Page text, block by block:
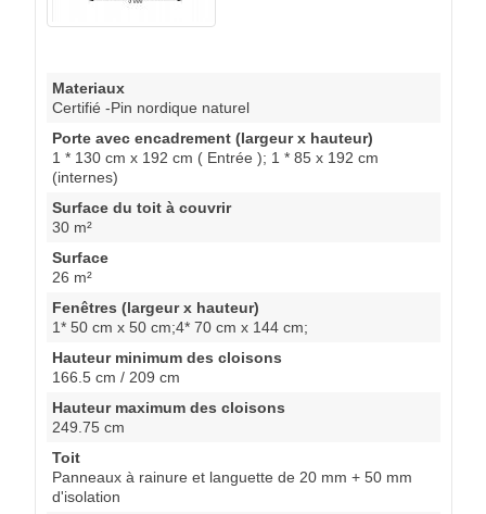
Materiaux
Certifié -Pin nordique naturel
Porte avec encadrement (largeur x hauteur)
1 * 130 cm x 192 cm ( Entrée ); 1 * 85 x 192 cm
(internes)
Surface du toit à couvrir
30 m²
Surface
26 m²
Fenêtres (largeur x hauteur)
1* 50 cm x 50 cm;4* 70 cm x 144 cm;
Hauteur minimum des cloisons
166.5 cm / 209 cm
Hauteur maximum des cloisons
249.75 cm
Toit
Panneaux à rainure et languette de 20 mm + 50 mm
d'isolation